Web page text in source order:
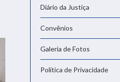
Diário da Justiça
Convênios
Galeria de Fotos
Política de Privacidade